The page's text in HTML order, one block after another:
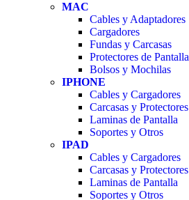
MAC
Cables y Adaptadores
Cargadores
Fundas y Carcasas
Protectores de Pantalla
Bolsos y Mochilas
IPHONE
Cables y Cargadores
Carcasas y Protectores
Laminas de Pantalla
Soportes y Otros
IPAD
Cables y Cargadores
Carcasas y Protectores
Laminas de Pantalla
Soportes y Otros